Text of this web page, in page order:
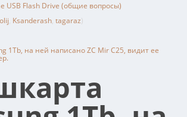
USB Flash Drive (общие вопросы)
, Ksanderash, tagaraz)
1Tb, на ней написано ZC Mir C25, видит ее